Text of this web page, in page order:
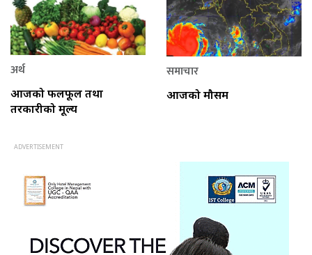
अर्थ
आजको फलफूल तथा
तरकारीको मूल्य
समाचार
आजको मौसम